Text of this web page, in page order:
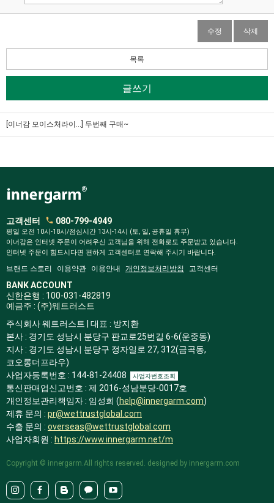
수정 삭제
목록
글쓰기
[이너감 모이스처라이...] 두번째 구매~
고객센터 080-799-4949
평일 오전 10시-18시/점심시간 13시-14시 (토, 일, 공휴일 휴무)
이너감은 인터넷 주문이 어려우신 고객님을 위해 전화로도 주문받고 있습니다.
인터넷 주문이 힘드시다면 편하게 고객센터로 연락해 주시기 바랍니다.
브랜드 스토리 이용약관 이용안내 개인정보처리방침 고객센터
BANK ACCOUNT
신한은행 : 100-031-482819
예금주 : (주)웨트러스트
주식회사 웨트러스트 | 대표 : 방지환
본사 : 경기도 성남시 분당구 판교로25번길 6-6(운중동)
지사 : 경기도 성남시 분당구 정자일로 27, 312(금곡동,
코오롱더프라우)
사업자등록번호 : 144-81-24408
사업자번호조회
통신판매업신고번호 : 제 2016-성남분당-0017호
개인정보관리책임자 : 임성희 (help@innergarm.com)
제휴 문의 : pr@wettrustglobal.com
수출 문의 : overseas@wettrustglobal.com
사업자회원 : https://www.innergarm.net/m
Copyright © innergarm.All rights reserved. designed by innergarm.com